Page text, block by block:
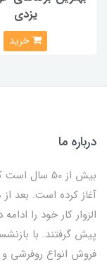
یزدی
خرید
درباره ما
بیش از 50
آغاز کرده است. بعد از
الزوار کار خود را
پیش گرفتند. با